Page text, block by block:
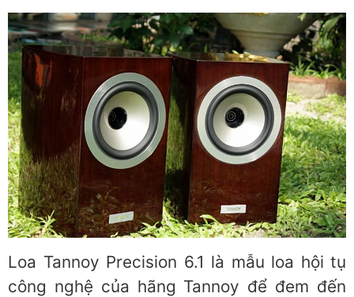
Loa Tannoy Precision 6.1 là mẫu loa hội tụ
công nghệ của hãng Tannoy để đem đến